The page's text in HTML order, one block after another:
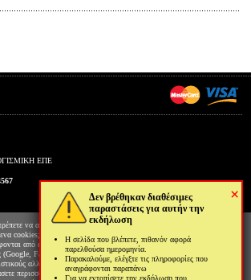
×
Δεν βρέθηκαν διαθέσιμες
παραστάσεις για αυτήν την
εκδήλωση
Η σελίδα που βλέπετε, πιθανόν αφορά
παρελθούσα ημερομηνία.
Παρακαλούμε, ελέγξτε τις πληροφορίες που
αναγράφονται παραπάνω
Για να εντοπίσετε την εκδήλωση που
ΕΠΕ
(Στοά Πεσμαζόγλου), Αθήνα
Δευ-Παρ: 9πμ-5μμ
να αποθηκεύουμε στον φυλλομετρητή σας
cookies; Με αυτόν τον τρόπο θα
από εμάς και τρίτες συνεργαζόμενες
(Google, Facebook κτλ) στοιχεία επισκεψιμότητας
αλλά και διαφημιστικούς λόγους. Μπορείτε
περισσότερα για την χρήση cookies από την